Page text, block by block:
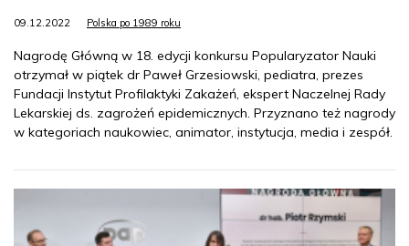
09.12.2022 Polska po 1989 roku
Nagrodę Główną w 18. edycji konkursu Popularyzator Nauki
otrzymał w piątek dr Paweł Grzesiowski, pediatra, prezes
Fundacji Instytut Profilaktyki Zakażeń, ekspert Naczelnej Rady
Lekarskiej ds. zagrożeń epidemicznych. Przyznano też nagrody
w kategoriach naukowiec, animator, instytucja, media i zespół.